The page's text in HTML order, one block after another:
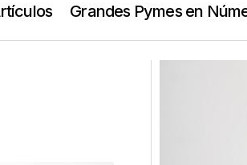
Grandes Pymes en
Familias
Familiares